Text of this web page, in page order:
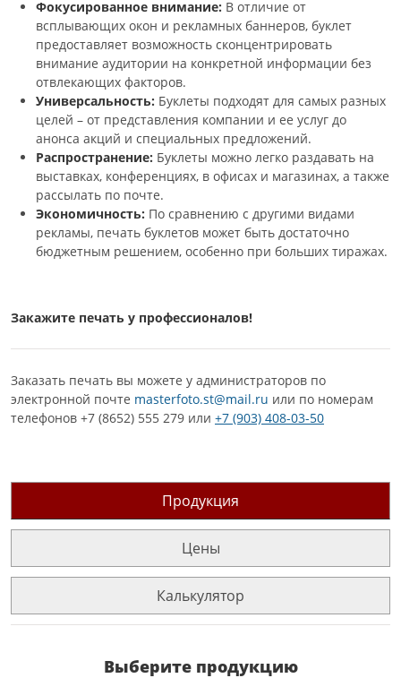
Фокусированное внимание: В отличие от
всплывающих окон и рекламных баннеров, буклет
предоставляет возможность сконцентрировать
внимание аудитории на конкретной информации без
отвлекающих факторов.
Универсальность: Буклеты подходят для самых разных
целей – от представления компании и ее услуг до
анонса акций и специальных предложений.
Распространение: Буклеты можно легко раздавать на
выставках, конференциях, в офисах и магазинах, а также
рассылать по почте.
Экономичность: По сравнению с другими видами
рекламы, печать буклетов может быть достаточно
бюджетным решением, особенно при больших тиражах.
Закажите печать у профессионалов!
Заказать печать вы можете у администраторов по
электронной почте masterfoto.st@mail.ru или по номерам
телефонов +7 (8652) 555 279 или +7 (903) 408-03-50
Продукция
Цены
Калькулятор
Выберите продукцию